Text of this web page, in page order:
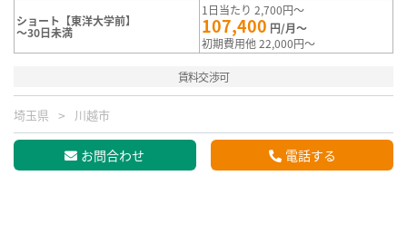
ショート【東洋大学前】
～30日未満
1日当たり 2,700円～
107,400 円/月～
初期費用他 22,000円～
賃料交渉可
埼玉県 川越市
お問合わせ 電話する